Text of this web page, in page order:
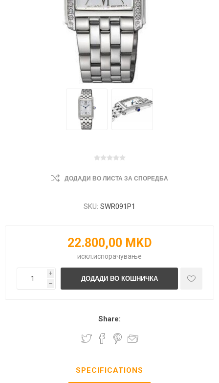
ДОДАДИ ВО ЛИСТА ЗА СПОРЕДБА
SKU: SWR091P1
22.800,00 MKD
искл. испорачување
i
h
Share:
SPECIFICATIONS